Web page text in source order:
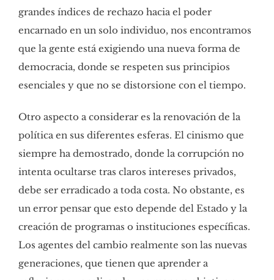
grandes índices de rechazo hacia el poder
encarnado en un solo individuo, nos encontramos
que la gente está exigiendo una nueva forma de
democracia, donde se respeten sus principios
esenciales y que no se distorsione con el tiempo.
Otro aspecto a considerar es la renovación de la
política en sus diferentes esferas. El cinismo que
siempre ha demostrado, donde la corrupción no
intenta ocultarse tras claros intereses privados,
debe ser erradicado a toda costa. No obstante, es
un error pensar que esto depende del Estado y la
creación de programas o instituciones específicas.
Los agentes del cambio realmente son las nuevas
generaciones, que tienen que aprender a